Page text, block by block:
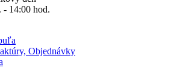
- 14:00 hod.
Objednávky